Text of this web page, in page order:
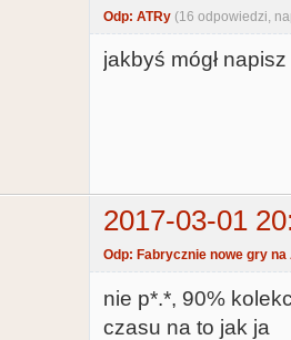
Odp: ATRy (16 odpowiedzi,
jakbyś mógł
2017-03-01
Odp: Fabrycznie nowe gry
nie p*.*, 90%
czasu na to jak ja